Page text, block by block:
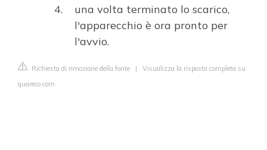
una volta terminato lo scarico,
l'apparecchio è ora pronto per
l'avvio.
Richiesta di rimozione della fonte | Visualizza la risposta completa su
quareco.com